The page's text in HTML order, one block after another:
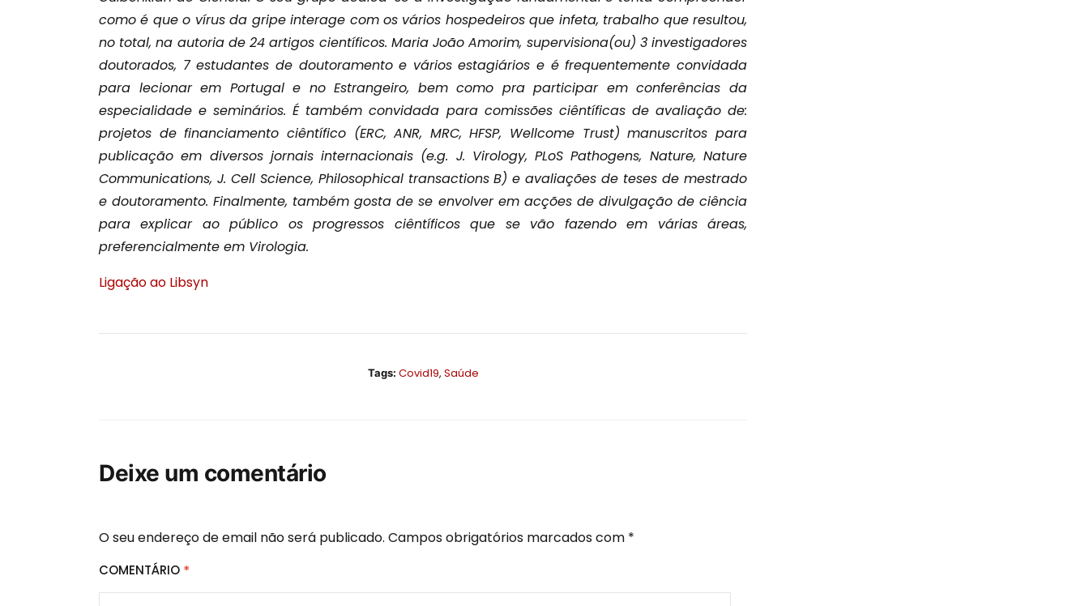
como é que o vírus da gripe interage com os vários hospedeiros que infeta, trabalho que resultou,
no total, na autoria de 24 artigos científicos. Maria João Amorim, supervisiona(ou) 3 investigadores
doutorados, 7 estudantes de doutoramento e vários estagiários e é frequentemente convidada
para lecionar em Portugal e no Estrangeiro, bem como pra participar em conferências da
especialidade e seminários. É também convidada para comissões ciêntíficas de avaliação de:
projetos de financiamento ciêntífico (ERC, ANR, MRC, HFSP, Wellcome Trust) manuscritos para
publicação em diversos jornais internacionais (e.g. J. Virology, PLoS Pathogens, Nature, Nature
Communications, J. Cell Science, Philosophical transactions B) e avaliações de teses de mestrado
e doutoramento. Finalmente, também gosta de se envolver em acções de divulgação de ciência
para explicar ao público os progressos ciêntíficos que se vão fazendo em várias áreas,
preferencialmente em Virologia.
Ligação ao Libsyn
Tags: Covid19, Saúde
Deixe um comentário
O seu endereço de email não será publicado. Campos obrigatórios marcados com *
COMENTÁRIO *